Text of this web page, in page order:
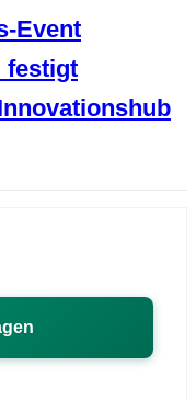
Event
festigt